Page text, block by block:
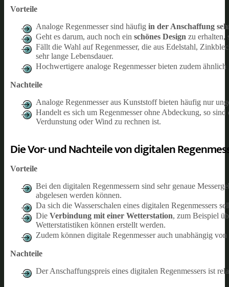
Vorteile
Analoge Regenmesser sind häufig in der Anschaffung
Geht es darum, auch noch ein schönes Design zu erhalten,
Fällt die Wahl auf Regenmesser, die aus Edelstahl,
sehr lange Lebensdauer.
Hochwertigere analoge Regenmesser bieten zudem
Nachteile
Analoge Regenmesser aus Kunststoff bieten häufig nur
Handelt es sich um Regenmesser ohne Abdeckung, so
Verdunstung oder Wind zu rechnen ist.
Die Vor- und Nachteile von digitalen
Vorteile
Bei den digitalen Regenmessern sind sehr genaue
abgelesen werden können.
Da sich die Wasserschalen eines digitalen Regenmessers
Die Verbindung mit einer Wetterstation, zum Beispiel
Wetterstatistiken können erstellt werden.
Zudem können digitale Regenmesser auch unabhängig von
Nachteile
Der Anschaffungspreis eines digitalen Regenmessers ist